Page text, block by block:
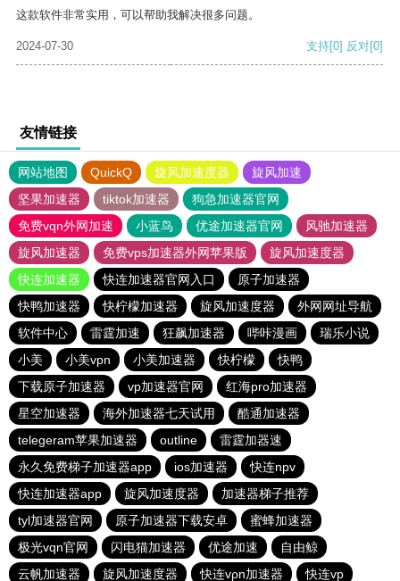
这款软件非常实用，可以帮助我解决很多问题。
2024-07-30 支持[0] 反对[0]
友情链接
网站地图 QuickQ 旋风加速度器
旋风加速
坚果加速器
tiktok加速器
狗急加速器官网
免费vqn外网加速
小蓝鸟 优途加速器官网
风驰加速器
旋风加速器
免费vps加速器外网苹果版
旋风加速度器
快连加速器
快连加速器官网入口
原子加速器
快鸭加速器
快柠檬加速器 旋风加速度器
外网网址导航
软件中心
雷霆加速 狂飙加速器 哔咔漫画
瑞乐小说
小美
小美vpn 小美加速器 快柠檬
快鸭
下载原子加速器
vp加速器官网
红海pro加速器
星空加速器
海外加速器七天试用
酷通加速器
telegeram苹果加速器
outline
雷霆加器速
永久免费梯子加速器app
ios加速器
快连npv
快连加速器app
旋风加速度器
加速器梯子推荐
tyl加速器官网
原子加速器下载安卓
蜜蜂加速器
极光vqn官网
闪电猫加速器 优途加速
自由鲸
云帆加速器
旋风加速度器 快连vρn加速器 快连vp